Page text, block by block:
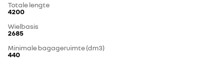
Totale lengte
4200
Wielbasis
2685
Minimale bagageruimte (dm3)
440